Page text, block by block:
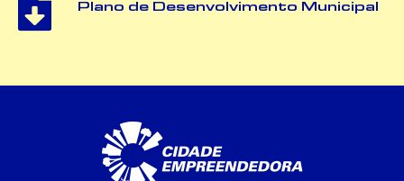
Plano de Desenvolvimento Municipal